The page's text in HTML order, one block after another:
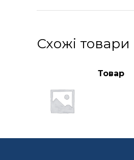
Схожі товари
Товар